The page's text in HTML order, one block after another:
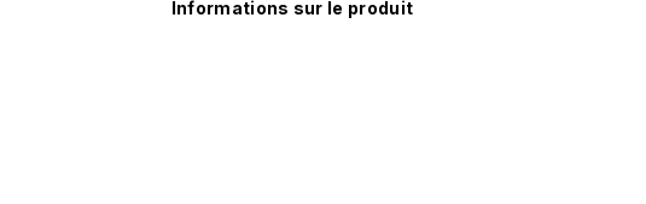
Informations sur le produit